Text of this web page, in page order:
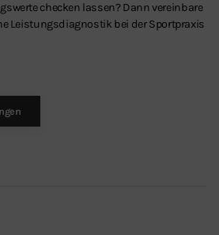
checken lassen? Dann vereinbare
Leistungsdiagnostik bei der Sportpraxis